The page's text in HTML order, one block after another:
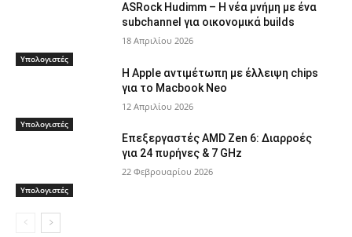
Υπολογιστές
ASRock Hudimm – Η νέα μνήμη με ένα
subchannel για οικονομικά builds
18 Απριλίου 2026
Υπολογιστές
Η Apple αντιμέτωπη με έλλειψη chips
για το Macbook Neo
12 Απριλίου 2026
Υπολογιστές
Επεξεργαστές AMD Zen 6: Διαρροές
για 24 πυρήνες & 7 GHz
22 Φεβρουαρίου 2026